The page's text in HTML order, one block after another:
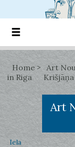
Home Art
in Riga
Art
Iela